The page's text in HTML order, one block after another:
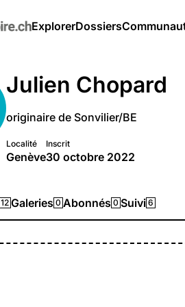
ExplorerDossiers
Julien Chopard
originaire de Sonvilier/BE
Localité
Genève
Inscrit
30 octobre 2022
12 Galeries 0 Abonnés 0 Suivi 6